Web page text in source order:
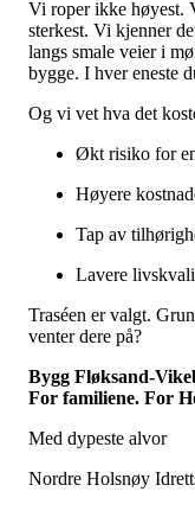
Vi roper ikke høyest.
sterkest. Vi kjenner
langs smale veier i
bygge. I hver eneste
Og vi vet hva det
Økt risiko for
Høyere
Tap av
Lavere
Traséen er valgt.
venter dere på?
Bygg Fløksand-
For familiene. For
Med dypeste alvor
Nordre Holsnøy